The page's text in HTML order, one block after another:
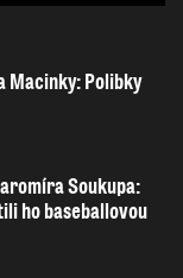
Macinky: Polibky
Soukupa:
ho baseballovou